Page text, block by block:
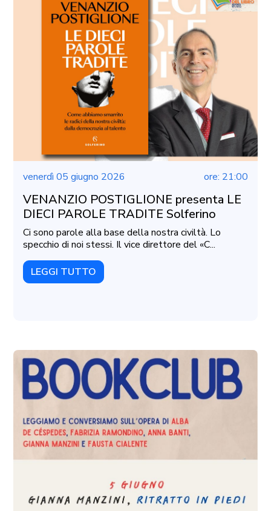
venerdì 05 giugno 2026 ore: 21:00
VENANZIO POSTIGLIONE presenta LE
DIECI PAROLE TRADITE Solferino
Ci sono parole alla base della nostra civiltà. Lo
specchio di noi stessi. Il vice direttore del «C...
LEGGI TUTTO